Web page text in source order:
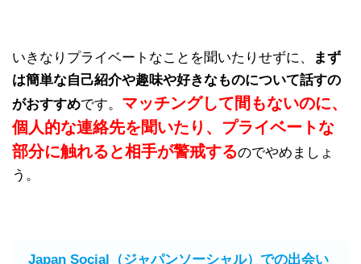
いきなりプライベートなことを聞いたりせずに、
まず
は簡単な自己紹介や趣味や好きなものについて話すの
がおすすめです。 マッチングして間もないのに、
個人的な連絡先を聞いたり、プライベートな
部分に触れると相手が警戒するのでやめましょ
う。
Japan Social（ジャパンソーシャル）での出会い